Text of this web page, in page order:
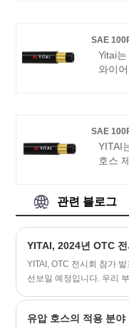
합니
파트
SAE
Yitai
와이
우리
합니다.
SAE
YITAI
호스
년 동
다. 당
는 귀
합니
관련 블로그
YITAI, 2024년 OTC
YITAI, OTC 전시회 참가
선보일 예정입니다. 우리
유압 호스의 적용 분야